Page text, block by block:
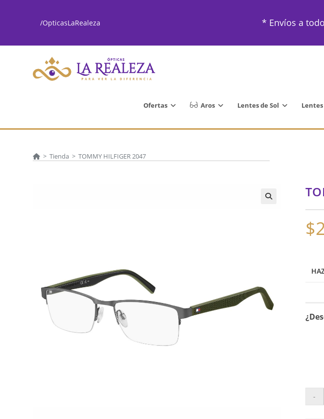
/OpticasLaRealeza * Envíos a
Ofertas Aros Lentes de Sol
> Tienda > TOMMY HILFIGER 2047
$
-